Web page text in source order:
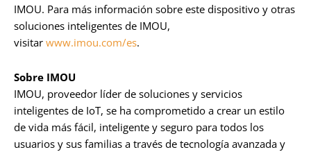
IMOU. Para más información sobre este dispositivo y otras
soluciones inteligentes de IMOU,
visitar www.imou.com/es.
Sobre IMOU
IMOU, proveedor líder de soluciones y servicios
inteligentes de IoT, se ha comprometido a crear un estilo
de vida más fácil, inteligente y seguro para todos los
usuarios y sus familias a través de tecnología avanzada y